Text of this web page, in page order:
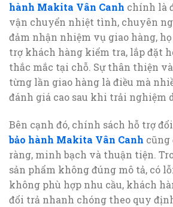
hành Makita Vân Canh chính là
vận chuyển nhiệt tình, chuyên
đảm nhận nhiệm vụ giao hàng, họ
trợ khách hàng kiểm tra, lắp đặt
thắc mắc tại chỗ. Sự thân thiện
từng lần giao hàng là điều mà
đánh giá cao sau khi trải nghiệm
Bên cạnh đó, chính sách hỗ trợ
bảo hành Makita Vân Canh cũng
ràng, minh bạch và thuận tiện.
sản phẩm không đúng mô tả, có
không phù hợp nhu cầu, khách
đổi trả nhanh chóng theo quy